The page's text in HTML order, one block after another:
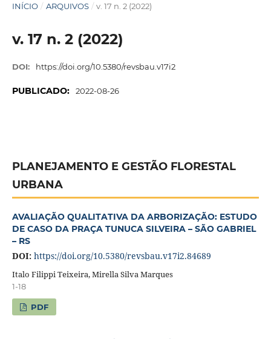
INÍCIO / ARQUIVOS / v. 17 n. 2 (2022)
v. 17 n. 2 (2022)
DOI: https://doi.org/10.5380/revsbau.v17i2
PUBLICADO: 2022-08-26
PLANEJAMENTO E GESTÃO FLORESTAL
URBANA
AVALIAÇÃO QUALITATIVA DA ARBORIZAÇÃO: ESTUDO
DE CASO DA PRAÇA TUNUCA SILVEIRA – SÃO GABRIEL
– RS
DOI: https://doi.org/10.5380/revsbau.v17i2.84689
Italo Filippi Teixeira, Mirella Silva Marques
1-18
PDF